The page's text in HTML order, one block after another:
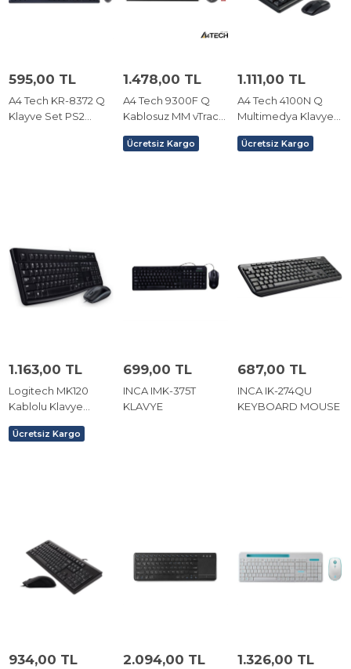
595,00 TL
A4 Tech KR-8372 Q
Klayve Set PS2
1.478,00 TL
A4 Tech 9300F Q
Kablosuz MM vTrack
Ücretsiz Kargo
1.111,00 TL
A4 Tech 4100N Q
Multimedya Klavye
Ücretsiz Kargo
1.163,00 TL
Logitech MK120
Kablolu Klavye
002560
Ücretsiz Kargo
699,00 TL
INCA IMK-375T
KLAVYE
687,00 TL
INCA IK-274QU
KEYBOARD MOUSE
934,00 TL 2.094,00 TL 1.326,00 TL